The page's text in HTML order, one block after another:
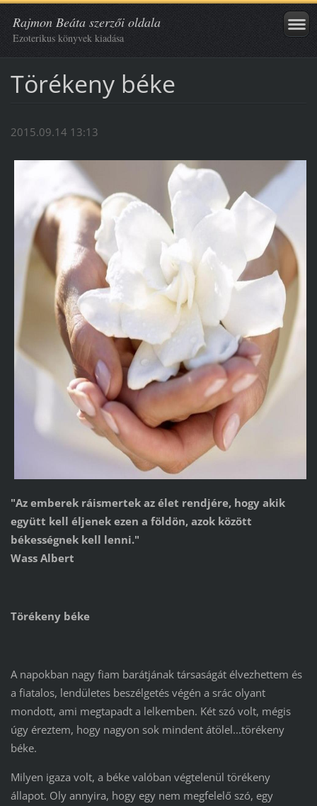
Rajmon Beáta szerzői oldala
Ezoterikus könyvek kiadása
Törékeny béke
2015.09.14 13:13
"Az emberek ráismertek az élet rendjére, hogy akik
együtt kell éljenek ezen a földön, azok között
békességnek kell lenni."
Wass Albert
Törékeny béke
A napokban nagy fiam barátjának társaságát élvezhettem és
a fiatalos, lendületes beszélgetés végén a srác olyant
mondott, ami megtapadt a lelkemben. Két szó volt, mégis
úgy éreztem, hogy nagyon sok mindent átölel...törékeny
béke.
Milyen igaza volt, a béke valóban végtelenül törékeny
állapot. Oly annyira, hogy egy nem megfelelő szó, egy